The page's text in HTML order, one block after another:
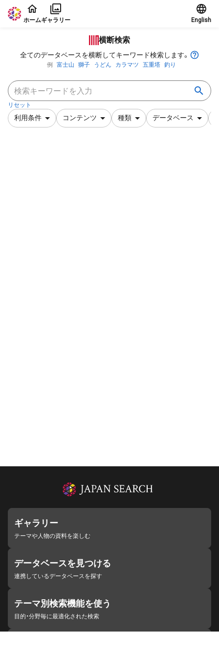
本文に飛ぶ
ホームギャラリー English
横断検索
全てのデータベースを横断してキーワード検索します。
例 富士山 獅子 うどん カラマツ 五重塔 釣り
リセット
利用条件 コンテンツ 種類 データベース
ギャラリー
テーマや人物の資料を楽しむ
データベースを見つける
連携しているデータベースを探す
テーマ別検索機能を使う
目的・分野毎に最適化された検索